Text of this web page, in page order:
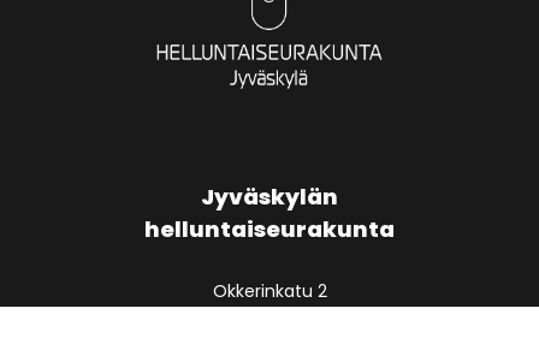
Jyväskylän
helluntaiseurakunta
Okkerinkatu 2